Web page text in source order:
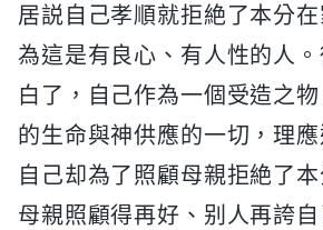
居説自己孝順就拒絶了本分
為這是有良心、有人性的人
白了，自己作為一個受造之
的生命與神供應的一切，理
自己却為了照顧母親拒絶了
母親照顧得再好、别人再誇